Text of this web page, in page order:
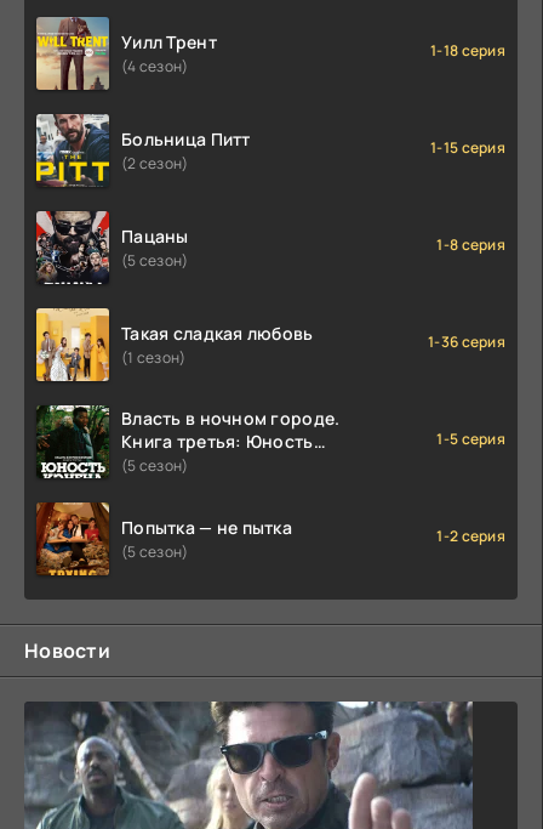
Уилл Трент
(4 сезон)
1-18 серия
Больница Питт
(2 сезон)
1-15 серия
Пацаны
(5 сезон)
1-8 серия
Такая сладкая любовь
(1 сезон)
1-36 серия
Власть в ночном городе.
Книга третья: Юность
Кэнена
(5 сезон)
1-5 серия
Попытка — не пытка
(5 сезон)
1-2 серия
Новости